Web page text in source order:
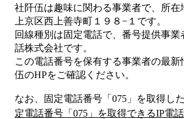
社阡伍は趣味に関わる事業者で、所在
上京区西上善寺町１９８−１ です。
回線種別は固定電話で、番号提供事業
話株式会社です。
この電話番号を保有する事業者の最新
伍のHPをご確認ください。
なお、固定電話番号「 075 」を取得し
定電話番号「 075 」を取得できるIP電